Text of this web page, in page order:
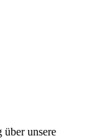
über unsere